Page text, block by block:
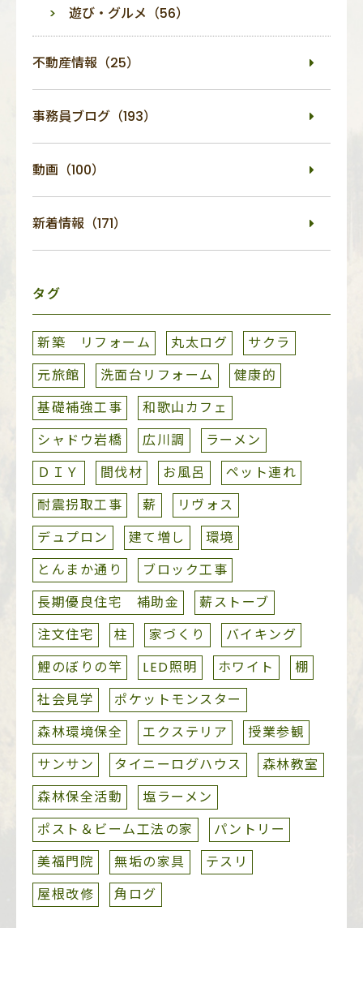
遊び・グルメ（56）
不動産情報（25）
事務員ブログ（193）
動画（100）
新着情報（171）
タグ
新築 リフォーム 丸太ログ
サクラ
元旅館
洗面台リフォーム
健康的
基礎補強工事
和歌山カフェ
シャドウ岩橋
広川調
ラーメン
ＤＩＹ
間伐材 お風呂
ペット連れ
耐震拐取工事
薪
リヴォス
デュプロン
建て増し
環境
とんまか通り
ブロック工事
長期優良住宅 補助金
薪ストーブ
注文住宅
柱 家づくり
バイキング
鯉のぼりの竿
LED照明 ホワイト
棚
社会見学
ポケットモンスター
森林環境保全
エクステリア
授業参観
サンサン
タイニーログハウス
森林教室
森林保全活動
塩ラーメン
ポスト＆ビーム工法の家
パントリー
美福門院
無垢の家具
テスリ
屋根改修
角ログ